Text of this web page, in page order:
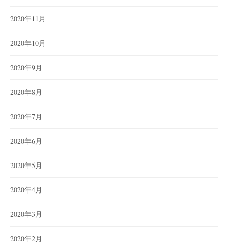
2020年11月
2020年10月
2020年9月
2020年8月
2020年7月
2020年6月
2020年5月
2020年4月
2020年3月
2020年2月